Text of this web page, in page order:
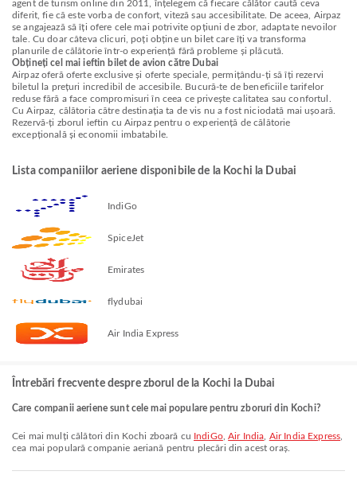
agent de turism online din 2011, înțelegem că fiecare călător caută ceva
diferit, fie că este vorba de confort, viteză sau accesibilitate. De aceea, Airpaz
se angajează să îți ofere cele mai potrivite opțiuni de zbor, adaptate nevoilor
tale. Cu doar câteva clicuri, poți obține un bilet care îți va transforma
planurile de călătorie într-o experiență fără probleme și plăcută.
Obțineți cel mai ieftin bilet de avion către Dubai
Airpaz oferă oferte exclusive și oferte speciale, permițându-ți să îți rezervi
biletul la prețuri incredibil de accesibile. Bucură-te de beneficiile tarifelor
reduse fără a face compromisuri în ceea ce privește calitatea sau confortul.
Cu Airpaz, călătoria către destinația ta de vis nu a fost niciodată mai ușoară.
Rezervă-ți zborul ieftin cu Airpaz pentru o experiență de călătorie
excepțională și economii imbatabile.
Lista companiilor aeriene disponibile de la Kochi la Dubai
IndiGo
SpiceJet
Emirates
flydubai
Air India Express
Întrebări frecvente despre zborul de la Kochi la Dubai
Care companii aeriene sunt cele mai populare pentru zboruri din Kochi?
Cei mai mulți călători din Kochi zboară cu IndiGo,Air India Air India Express
cea mai populară companie aeriană pentru plecări din acest oraș.